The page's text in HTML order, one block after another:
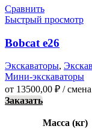
Сравнить
Быстрый просмотр
Bobcat e26
Экскаваторы,
Мини-экскаваторы
от 13500,00 ₽ / смена
Заказать
Масса (кг)